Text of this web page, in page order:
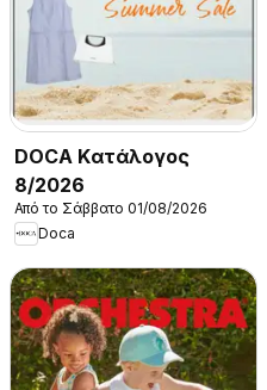
DOCA Kατάλογος
8/2026
Από το Σάββατο 01/08/2026
Doca